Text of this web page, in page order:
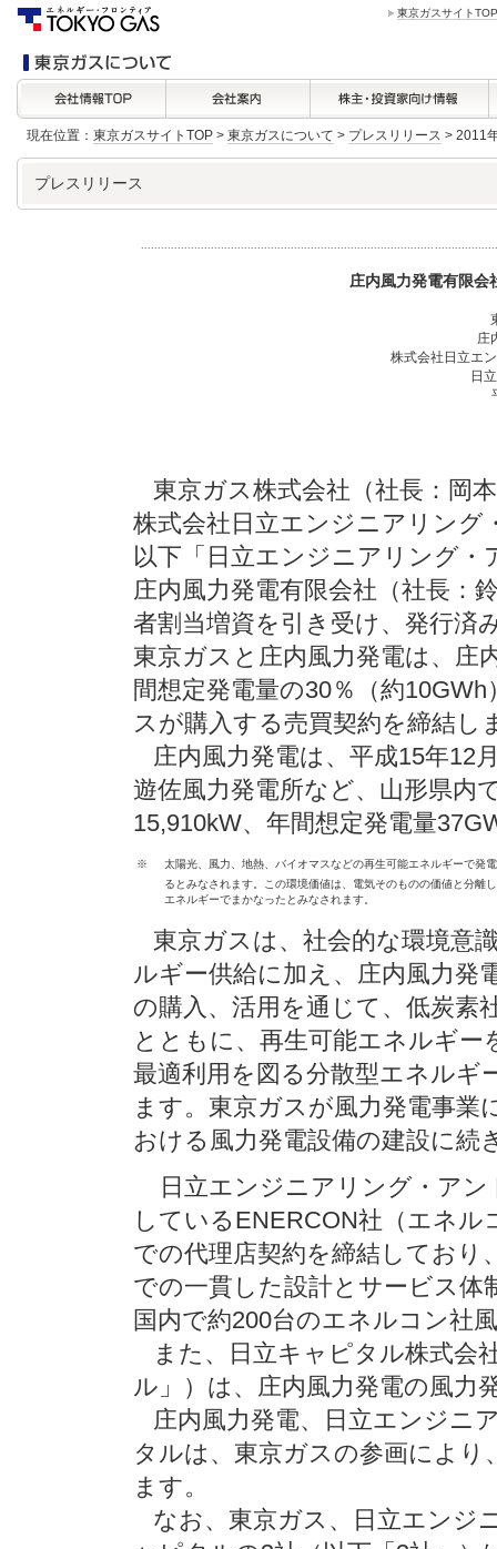
東京ガスサイトTOP
現在位置： 東京ガスサイトTOP > 東京ガスについて > プレスリリース > 2011
プレスリリース
庄内風力発電有限会
庄
株式会社日立エ
日
東京ガス株式会社（社長：岡
株式会社日立エンジニアリング
以下「日立エンジニアリング
庄内風力発電有限会社（社長：
者割当増資を引き受け、発行済
東京ガスと庄内風力発電は、庄
間想定発電量の30％（約
スが購入する売買契約を締結し
庄内風力発電は、平成15年12
遊佐風力発電所など、山形県内
15,910kW、年間想定発電量
※
太陽光、風力、地熱、バイオマスなどの再生可能エネルギーで発
るとみなされます。この環境価値は、電気そのものの価値と分離
エネルギーでまかなったとみなされます。
東京ガスは、社会的な環境意
ルギー供給に加え、庄内風力発
の購入、活用を通じて、低炭素
とともに、再生可能エネルギ
最適利用を図る分散型エネル
ます。東京ガスが風力発電事
おける風力発電設備の建設に続
日立エンジニアリング・アン
しているENERCON社（エネ
での代理店契約を締結しており
での一貫した設計とサービス
国内で約200台のエネルコン社
また、日立キャピタル株式会
ル」）は、庄内風力発電の風力
庄内風力発電、日立エンジニ
タルは、東京ガスの参画により
ます。
なお、東京ガス、日立エンジ